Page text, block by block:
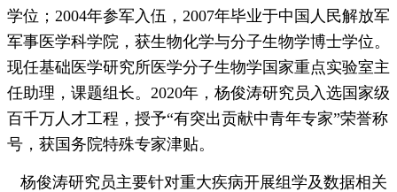
学位；2004年参军入伍，2007年毕业于中国人民解放军
军事医学科学院，获生物化学与分子生物学博士学位。
现任基础医学研究所医学分子生物学国家重点实验室主
任助理，课题组长。2020年，杨俊涛研究员入选国家级
百千万人才工程，授予“有突出贡献中青年专家”荣誉称
号，获国务院特殊专家津贴。
杨俊涛研究员主要针对重大疾病开展组学及数据相关